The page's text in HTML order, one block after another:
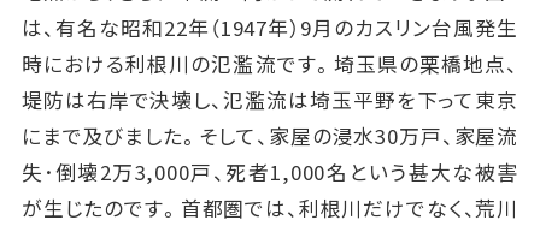
は、有名な昭和22年（1947年）9月のカスリン台風発生
時における利根川の氾濫流です。埼玉県の栗橋地点、
堤防は右岸で決壊し、氾濫流は埼玉平野を下って東京
にまで及びました。そして、家屋の浸水30万戸、家屋流
失･倒壊2万3,000戸、死者1,000名という甚大な被害
が生じたのです。首都圏では、利根川だけでなく、荒川